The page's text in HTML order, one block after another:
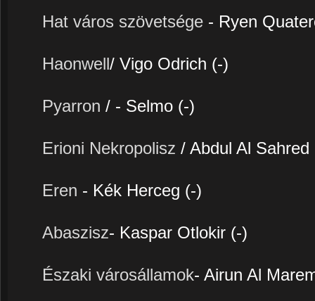
Hat város szövetsége - Ryen
Haonwell/ Vigo Odrich (-)
Pyarron / - Selmo (-)
Erioni Nekropolisz / Abdul Al Sahred
Eren - Kék Herceg (-)
Abaszisz- Kaspar Otlokir (-)
Északi városállamok- Airun Al